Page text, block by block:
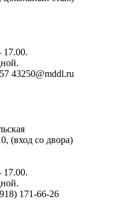
43250@mddl.ru
(вход со двора)
171-66-26